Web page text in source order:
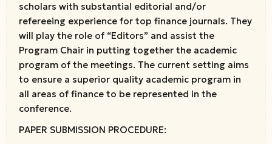
scholars with substantial editorial and/or
refereeing experience for top finance journals. They
will play the role of “Editors” and assist the
Program Chair in putting together the academic
program of the meetings. The current setting aims
to ensure a superior quality academic program in
all areas of finance to be represented in the
conference.
PAPER SUBMISSION PROCEDURE: